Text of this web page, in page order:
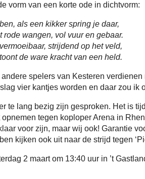
vorm van een korte ode in dichtvorm:
als een kikker spring je daar,
rode wangen, vol vuur en gebaar.
strijdend op het veld,
de ware kracht van een held.
andere spelers van Kesteren
vier kantjes worden en daar zou ik
te lang bezig zijn gesproken. Het is
opnemen tegen koploper Arena in
voor zijn, maar wij ook! Garantie
kijken ook uit naar de strijd tegen
2 maart om 13:40 uur in ’t